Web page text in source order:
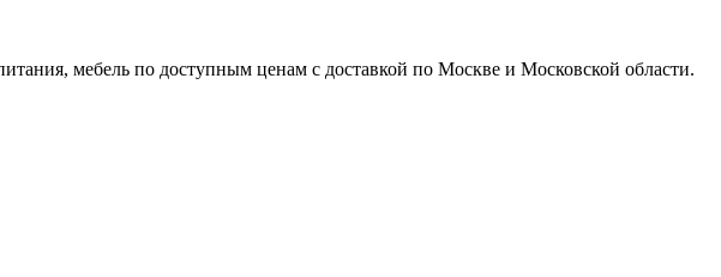
мебель по доступным ценам с доставкой по Москве и Московской области.